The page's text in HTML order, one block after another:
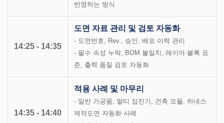
반영하는 방식
14:25 - 14:35
도면 자료 관리 및 검토 자동화
- 도면번호, Rev., 승인, 배포 이력 관리
- 필수 속성 누락, BOM 불일치, 레이어·블록 표
준, 출력 품질 검토 자동화
14:35 - 14:40
적용 사례 및 마무리
- 일반 가공품, 멀티 집진기, 건축 모듈, 하네스
제작도면 자동화 사례